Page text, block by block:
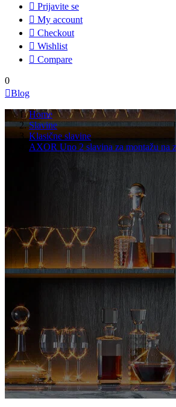
 Prijavite se
 My account
 Checkout
 Wishlist
 Compare
0
Blog
Home
Slavine
Klasične slavine
AXOR Uno 2 slavina za montažu na